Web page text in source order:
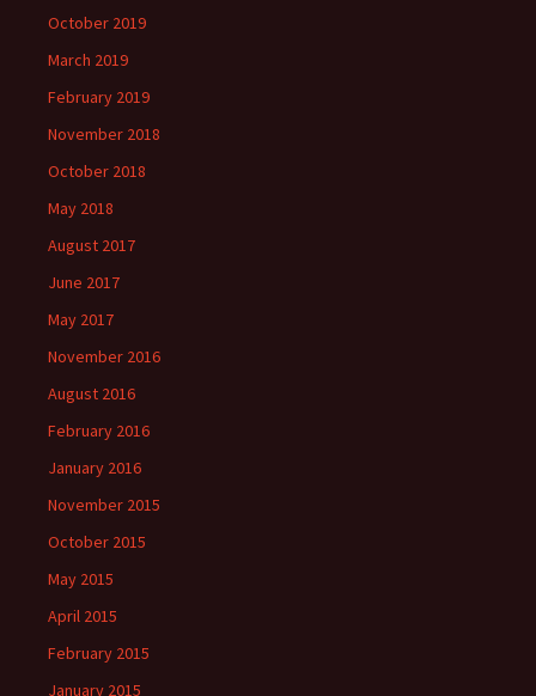
October 2019
March 2019
February 2019
November 2018
October 2018
May 2018
August 2017
June 2017
May 2017
November 2016
August 2016
February 2016
January 2016
November 2015
October 2015
May 2015
April 2015
February 2015
January 2015